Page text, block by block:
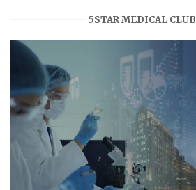
5STAR MEDICAL CLUB